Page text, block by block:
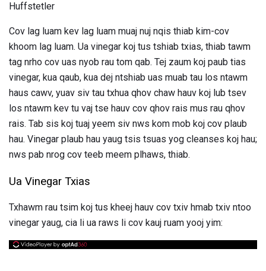
Huffstetler
Cov lag luam kev lag luam muaj nuj nqis thiab kim-cov
khoom lag luam. Ua vinegar koj tus tshiab txias, thiab tawm
tag nrho cov uas nyob rau tom qab. Tej zaum koj paub tias
vinegar, kua qaub, kua dej ntshiab uas muab tau los ntawm
haus cawv, yuav siv tau txhua qhov chaw hauv koj lub tsev
los ntawm kev tu vaj tse hauv cov qhov rais mus rau qhov
rais. Tab sis koj tuaj yeem siv nws kom mob koj cov plaub
hau. Vinegar plaub hau yaug tsis tsuas yog cleanses koj hau;
nws pab nrog cov teeb meem plhaws, thiab.
Ua Vinegar Txias
Txhawm rau tsim koj tus kheej hauv cov txiv hmab txiv ntoo
vinegar yaug, cia li ua raws li cov kauj ruam yooj yim: